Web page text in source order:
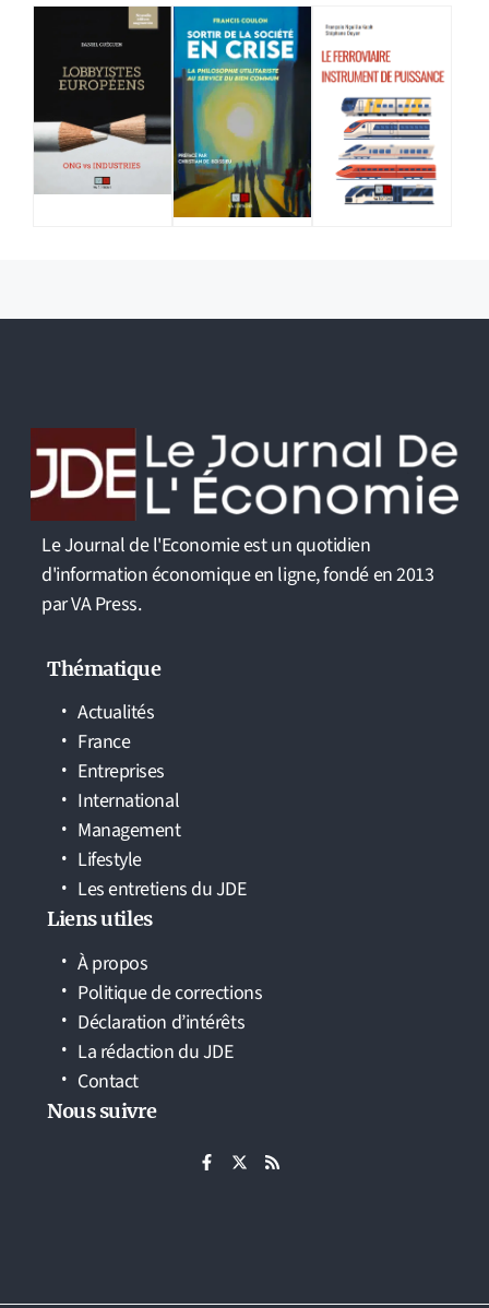
Le Journal de l'Economie est un quotidien
d'information économique en ligne, fondé en 2013
par VA Press.
Thématique
Actualités
France
Entreprises
International
Management
Lifestyle
Les entretiens du JDE
Liens utiles
À propos
Politique de corrections
Déclaration d’intérêts
La rédaction du JDE
Contact
Nous suivre